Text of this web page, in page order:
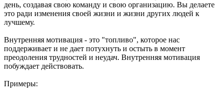
день, создавая свою команду и свою организацию. Вы делаете
это ради изменения своей жизни и жизни других людей к
лучшему.
Внутренняя мотивация - это "топливо", которое нас
поддерживает и не дает потухнуть и остыть в момент
преодоления трудностей и неудач. Внутренняя мотивация
побуждает действовать.
Примеры: